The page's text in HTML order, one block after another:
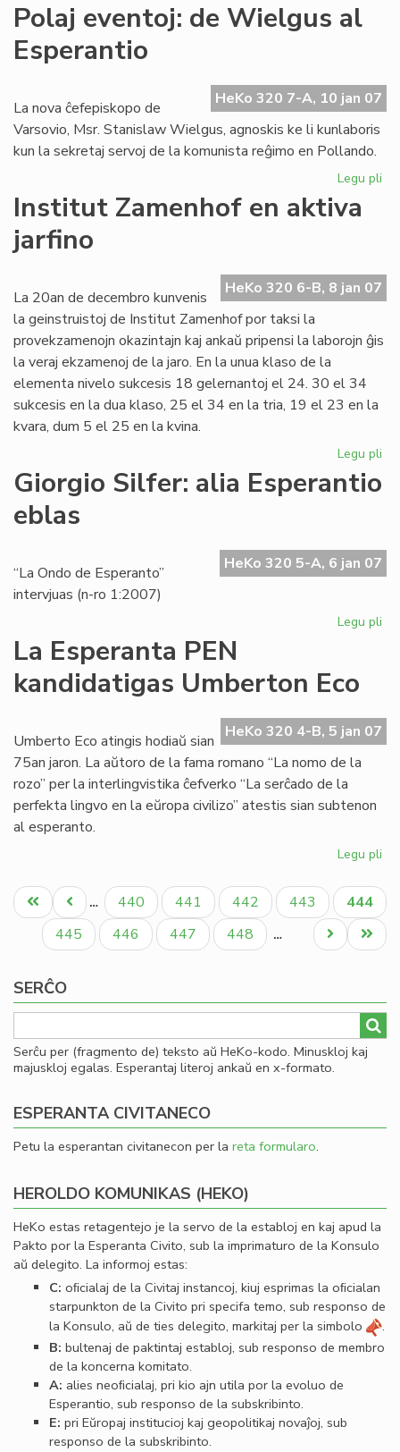
Polaj eventoj: de Wielgus al
Esperantio
HeKo 320 7-A, 10 jan 07
La nova ĉefepiskopo de
Varsovio, Msr. Stanislaw Wielgus, agnoskis ke li kunlaboris
kun la sekretaj servoj de la komunista reĝimo en Pollando.
Legu pli
al
Institut Zamenhof en aktiva
jarfino
HeKo 320 6-B, 8 jan 07
La 20an de decembro kunvenis
la geinstruistoj de Institut Zamenhof por taksi la
provekzamenojn okazintajn kaj ankaŭ pripensi la laborojn ĝis
la veraj ekzamenoj de la jaro. En la unua klaso de la
elementa nivelo sukcesis 18 gelernantoj el 24. 30 el 34
sukcesis en la dua klaso, 25 el 34 en la tria, 19 el 23 en la
kvara, dum 5 el 25 en la kvina.
Legu pli
Giorgio Silfer: alia Esperantio
eblas
HeKo 320 5-A, 6 jan 07
“La Ondo de Esperanto”
intervjuas (n-ro 1:2007)
Legu pli
La Esperanta PEN
kandidatigas Umberton Eco
HeKo 320 4-B, 5 jan 07
Umberto Eco atingis hodiaŭ sian
75an jaron. La aŭtoro de la fama romano “La nomo de la
rozo” per la interlingvistika ĉefverko “La serĉado de la
perfekta lingvo en la eŭropa civilizo” atestis sian subtenon
al esperanto.
Legu pli
Pagination
Unua
paĝo
Antaŭa
paĝo
… Paĝo
440 Paĝo
441 Paĝo
442 Paĝo
443
Aktuala
paĝo
444
Paĝo
445 Paĝo
446 Paĝo
447 Paĝo
448 …
Last
page
Next
page
SERĈO
Serĉu per (fragmento de) teksto aŭ HeKo-kodo. Minuskloj kaj
majuskloj egalas. Esperantaj literoj ankaŭ en x-formato.
ESPERANTA CIVITANECO
Petu la esperantan civitanecon per la reta formularo.
HEROLDO KOMUNIKAS (HEKO)
HeKo estas retagentejo je la servo de la establoj en kaj apud la
Pakto por la Esperanta Civito, sub la imprimaturo de la Konsulo
aŭ delegito. La informoj estas:
C: oﬁcialaj de la Civitaj instancoj, kiuj esprimas la oﬁcialan
starpunkton de la Civito pri specifa temo, sub responso de
la Konsulo, aŭ de ties delegito, markitaj per la simbolo
.
B: bultenaj de paktintaj establoj, sub responso de membro
de la koncerna komitato.
A: alies neoﬁcialaj, pri kio ajn utila por la evoluo de
Esperantio, sub responso de la subskribinto.
E: pri Eŭropaj institucioj kaj geopolitikaj novaĵoj, sub
responso de la subskribinto.